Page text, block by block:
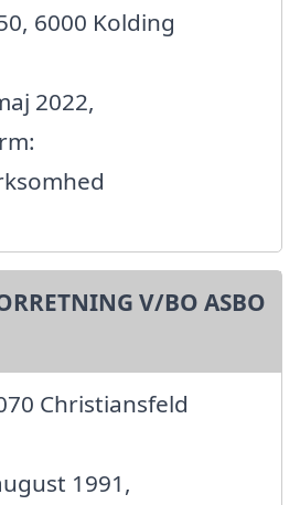
6000 Kolding
2022,
V/BO ASBO
Christiansfeld
1991,